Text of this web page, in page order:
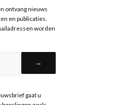
ontvang nieuws
en publicaties.
worden
gaat u